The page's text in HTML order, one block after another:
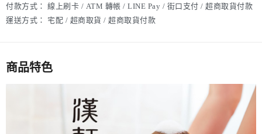
付款方式： 線上刷卡 / ATM 轉帳 / LINE Pay / 街口支付 / 超商取貨付款
運送方式：
宅配 / 超商取貨 / 超商取貨付款
商品特色